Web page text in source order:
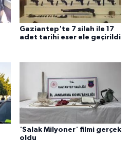
Gaziantep'te 7 silah ile 17
adet tarihi eser ele geçirildi
'Salak Milyoner' filmi gerçek
oldu